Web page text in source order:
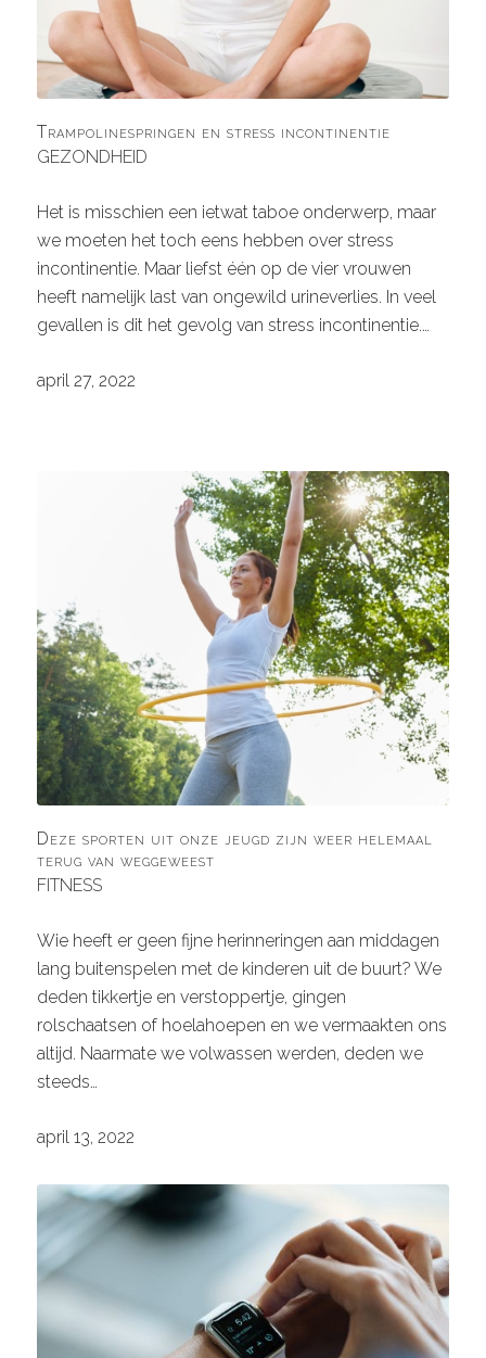
Trampolinespringen en stress incontinentie
GEZONDHEID
Het is misschien een ietwat taboe onderwerp, maar
we moeten het toch eens hebben over stress
incontinentie. Maar liefst één op de vier vrouwen
heeft namelijk last van ongewild urineverlies. In veel
gevallen is dit het gevolg van stress incontinentie.…
april 27, 2022
Deze sporten uit onze jeugd zijn weer helemaal
terug van weggeweest
FITNESS
Wie heeft er geen fijne herinneringen aan middagen
lang buitenspelen met de kinderen uit de buurt? We
deden tikkertje en verstoppertje, gingen
rolschaatsen of hoelahoepen en we vermaakten ons
altijd. Naarmate we volwassen werden, deden we
steeds…
april 13, 2022